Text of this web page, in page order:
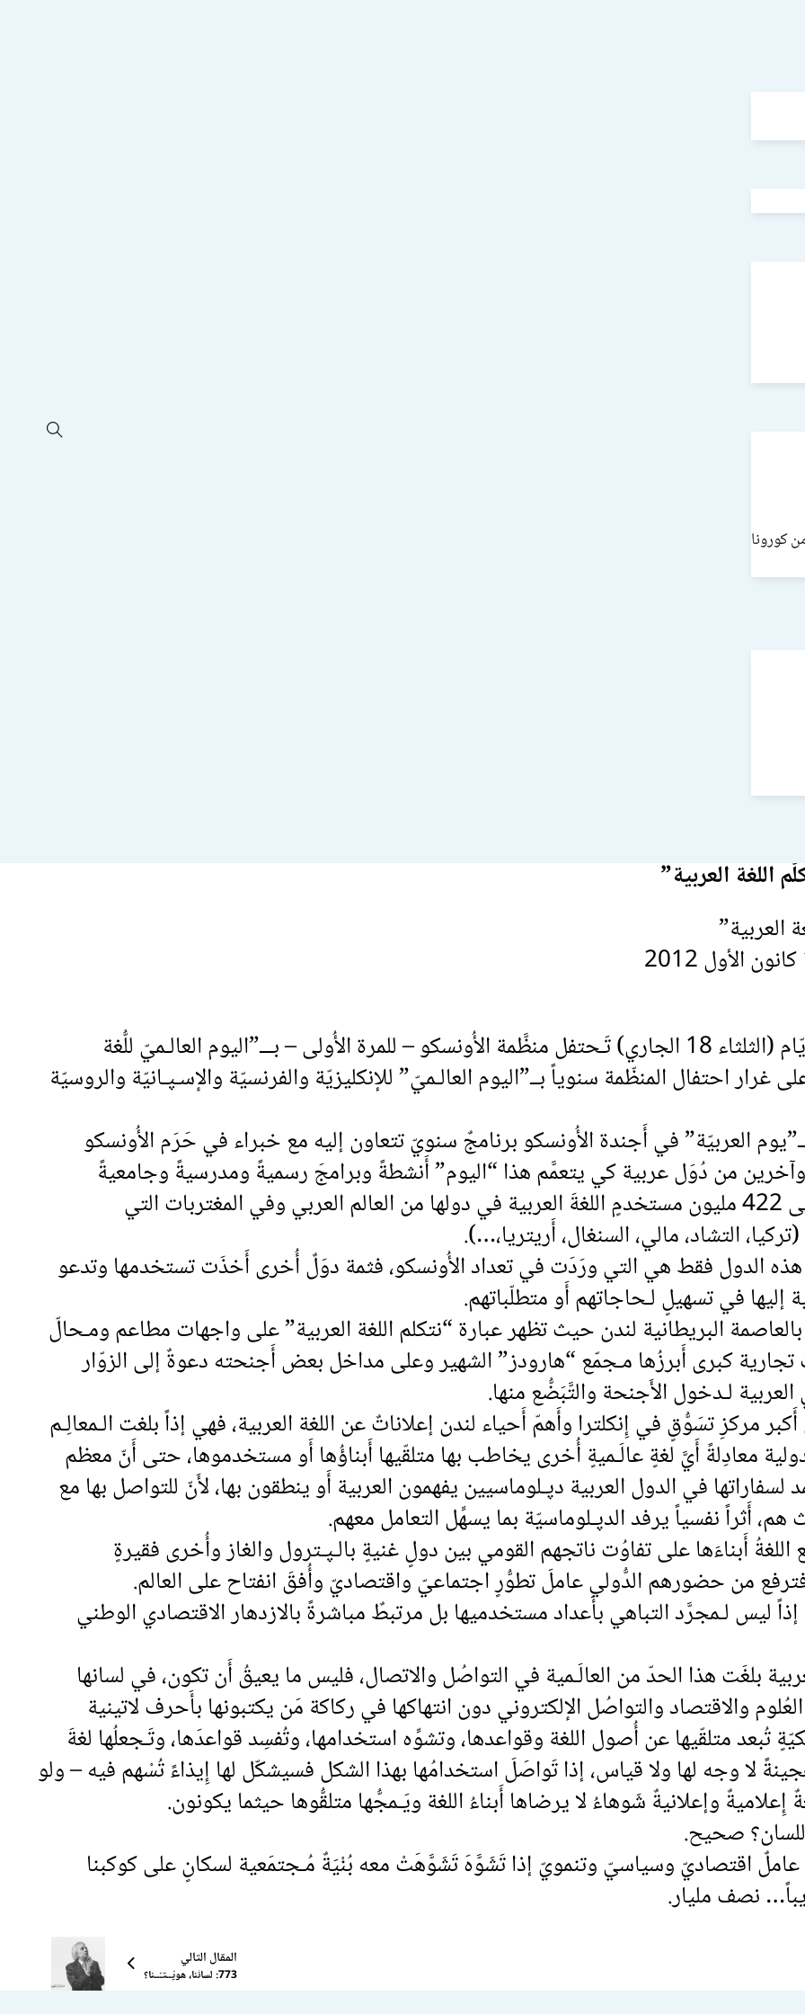
العربية”
بعد ثلاثة أَيّام (الثلثاء 18 الجاري) تَـحتفل منظَّمة الأُونسكو – للمرة الأُولى – بـــ”اليوم العالـميّ للُّغة
غرار احتفال المنظّمة سنوياً بــ”اليوم العالـميّ” للإنكليزيّة والفرنسيّة والإسـﭙـانيّة والروسيّة
العربيّة” في أَجندة الأُونسكو برنامجٌ سنويّ تتعاون إليه مع خبراء في حَرَم الأُونسكو
من دُوَل عربية كي يتعمَّم هذا “اليوم” أَنشطةً وبرامجَ رسميةً ومدرسيةً وجامعيةً
وفكريةً على 422 مليون مستخدمٍ اللغةَ العربية في دولها من العالم العربي وفي المغتربات التي
التشاد، مالي، السنغال، أَريتريا،…).
هذه الدول فقط هي التي ورَدَت في تعداد الأُونسكو، فثمة دوَلٌ أُخرى أَخذَت تستخدمها وتدعو
إليها في تسهيلٍ لـحاجاتهم أَو متطلّباتهم.
البريطانية لندن حيث تظهر عبارة “نتكلم اللغة العربية” على واجهات مطاعم ومـحالّ
كبرى أَبرزُها مـجمّع “هارودز” الشهير وعلى مداخل بعض أَجنحته دعوةٌ إلى الزوّار
لـدخول الأَجنحة والتَّبَضُّع منها.
مركزِ تسَوُّقٍ في إِنكلترا وأَهمّ أَحياء لندن إعلاناتٌ عن اللغة العربية، فهي إذاً بلغت الـمعالِـم
معادِلةً أَيَّ لغةٍ عالَـميةٍ أُخرى يخاطب بها متلقّيها أَبناؤُها أَو مستخدموها، حتى أَنّ معظم
لسفاراتها في الدول العربية دﭘـلوماسيين يفهمون العربية أَو ينطقون بها، لأَنّ للتواصل بها مع
هم، أَثراً نفسياً يرفد الدﭘـلوماسيّة بما يسهِّل التعامل معهم.
اللغةُ أَبناءَها على تفاوُت ناتجهم القومي بين دولٍ غنيةٍ بالـﭙـترول والغاز وأُخرى فقيرةٍ
فترفع من حضورهم الدُّولي عاملَ تطوُّرٍ اجتماعيّ واقتصاديّ وأُفقَ انفتاح على العالم.
إذاً ليس لـمجرَّد التباهي بأَعداد مستخدميها بل مرتبطٌ مباشرةً بالازدهار الاقتصادي الوطني
بلغَت هذا الحدّ من العالَـمية في التواصُل والاتصال، فليس ما يعيقُ أَن تكون، في لسانها
والاقتصاد والتواصُل الإلكتروني دون انتهاكها في ركاكة مَن يكتبونها بأَحرف لاتينية
تُبعد متلقّيها عن أُصول اللغة وقواعدها، وتشوِّه استخدامها، وتُفسِد قواعدَها، وتَـجعلُها لغةَ
لا وجه لها ولا قياس، إذا تَواصَلَ استخدامُها بهذا الشكل فسيشكّل لها إِيذاءً تُسْهم فيه – ولو
إِعلاميةٌ وإعلانيةٌ شَوهاءُ لا يرضاها أَبناءُ اللغة ويَـمجُّها متلقُّوها حيثما يكونون.
صحيح.
عاملٌ اقتصاديّ وسياسيّ وتنمويّ إذا تَشَوَّهَ تَشَوَّهَتْ معه بُنْيَةٌ مُـجتمَعية لسكانٍ على كوكبنا
نصف مليار.
المقال التالي
773: لسانُنا، هويّــتـُــنا؟